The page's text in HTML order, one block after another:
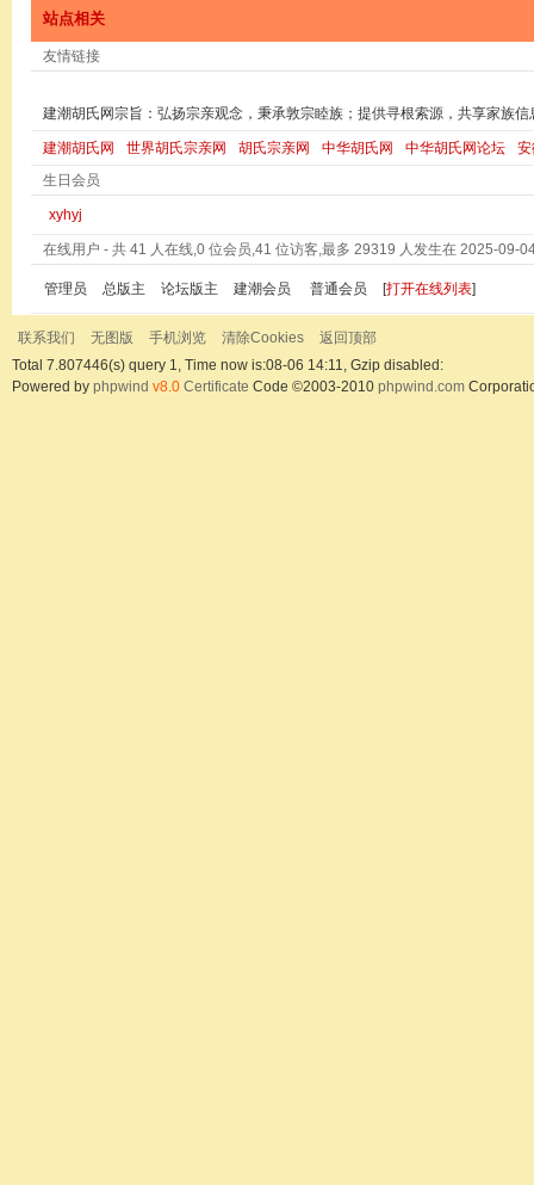
站点相关
友情链接
建潮胡氏网宗旨：弘扬宗亲观念，秉承敦宗睦族；提供寻根索源，共享家族信
建潮胡氏网 世界胡氏宗亲网 胡氏宗亲网 中华胡氏网 中华胡氏网论坛
生日会员
xyhyj
在线用户 - 共 41 人在线,0 位会员,41 位访客,最多 29319 人发生在 2025-09-
管理员 总版主 论坛版主 建潮会员 普通会员 [打开在线列表]
联系我们 无图版 手机浏览 清除Cookies
返回顶部
Total 7.807446(s) query 1, Time now is:08-06 14:11, Gzip disabled:
Powered by phpwind v8.0 Certificate Code ©2003-2010 phpwind.com